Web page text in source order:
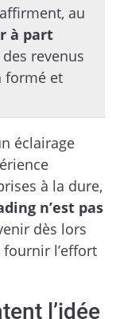
au
à part
revenus
formé et
éclairage
à la dure,
n’est pas
dès lors
fournir l’effort
l’idée